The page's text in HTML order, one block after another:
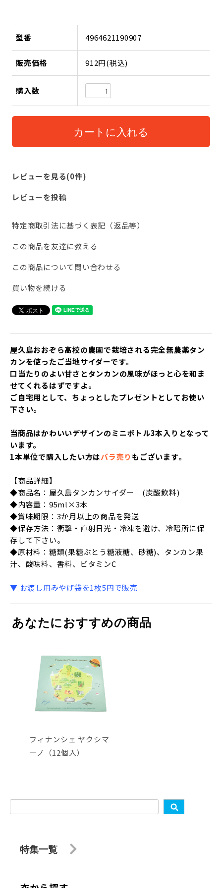
型番 4964621190907
販売価格 912円(税込)
購入数
レビューを見る(0件)
レビューを投稿
特定商取引法に基づく表記（返品等）
この商品を友達に教える
この商品について問い合わせる
買い物を続ける
屋久島おおぞら高校の農園で栽培される完全無農薬タン
カンを使ったご当地サイダーです。
口当たりのよい甘さとタンカンの風味がほっと心を和ま
せてくれるはずですよ。
ご自宅用として、ちょっとしたプレゼントとしてお使い
下さい。
当商品はかわいいデザインのミニボトル3本入りとなって
います。
1本単位で購入したい方はバラ売り もございます。
【商品詳細】
◆商品名：屋久島タンカンサイダー (炭酸飲料)
◆内容量：95ml×3本
◆賞味期限：3か月以上の商品を発送
◆保存方法：衝撃・直射日光・冷凍を避け、冷暗所に保
存して下さい。
◆原材料：糖類(果糖ぶとう糖液糖、砂糖)、タンカン果
汁、酸味料、香料、ビタミンC
▼ お渡し用みやげ袋を1枚5円で販売
あなたにおすすめの商品
フィナンシェ ヤクシマ
ーノ（12個入）
特集一覧